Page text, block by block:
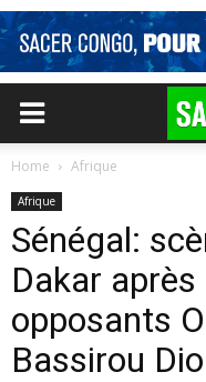
Home Afrique
Afrique
Sénégal:
Dakar
opposants
Bassirou